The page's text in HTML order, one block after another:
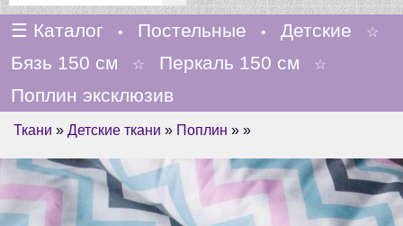
☰ Каталог • Постельные • Детские ☆
Бязь 150 см ☆ Перкаль 150 см ☆
Поплин эксклюзив
Ткани » Детские ткани » Поплин » »